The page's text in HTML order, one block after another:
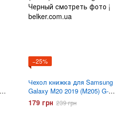
−25%
Чехол книжка для Samsung
Galaxy M20 2019 (M205) G-
Case Ranger Черный
179 грн 239 грн